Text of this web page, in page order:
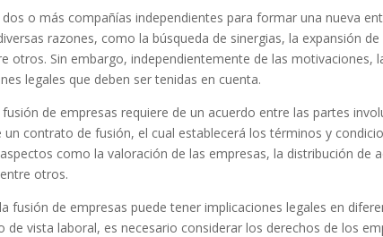
o más compañías independientes para formar una nueva
razones, como la búsqueda de sinergias, la expansión
otros. Sin embargo, independientemente de las motivaciones,
legales que deben ser tenidas en cuenta.
de empresas requiere de un acuerdo entre las partes
contrato de fusión, el cual establecerá los términos y
como la valoración de las empresas, la distribución de
otros.
fusión de empresas puede tener implicaciones legales en
vista laboral, es necesario considerar los derechos de los